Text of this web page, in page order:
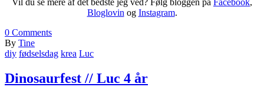
Vil du se mere af det bedste jeg ved? Følg bloggen på Facebook,
Bloglovin og Instagram.
0 Comments
By Tine
diy fødselsdag krea Luc
Dinosaurfest // Luc 4 år